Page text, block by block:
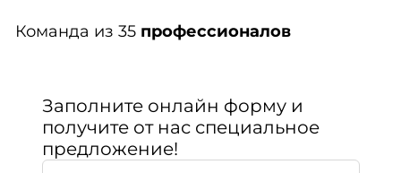
Команда из 35 профессионалов
Заполните онлайн форму и
получите от нас специальное
предложение!